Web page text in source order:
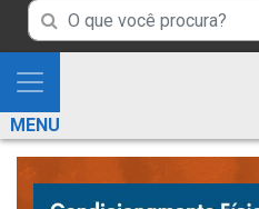
Campo
de
Busca
de
informações
Campo
de
de
informações
Mostra
e
Esconde
Menu
MENU